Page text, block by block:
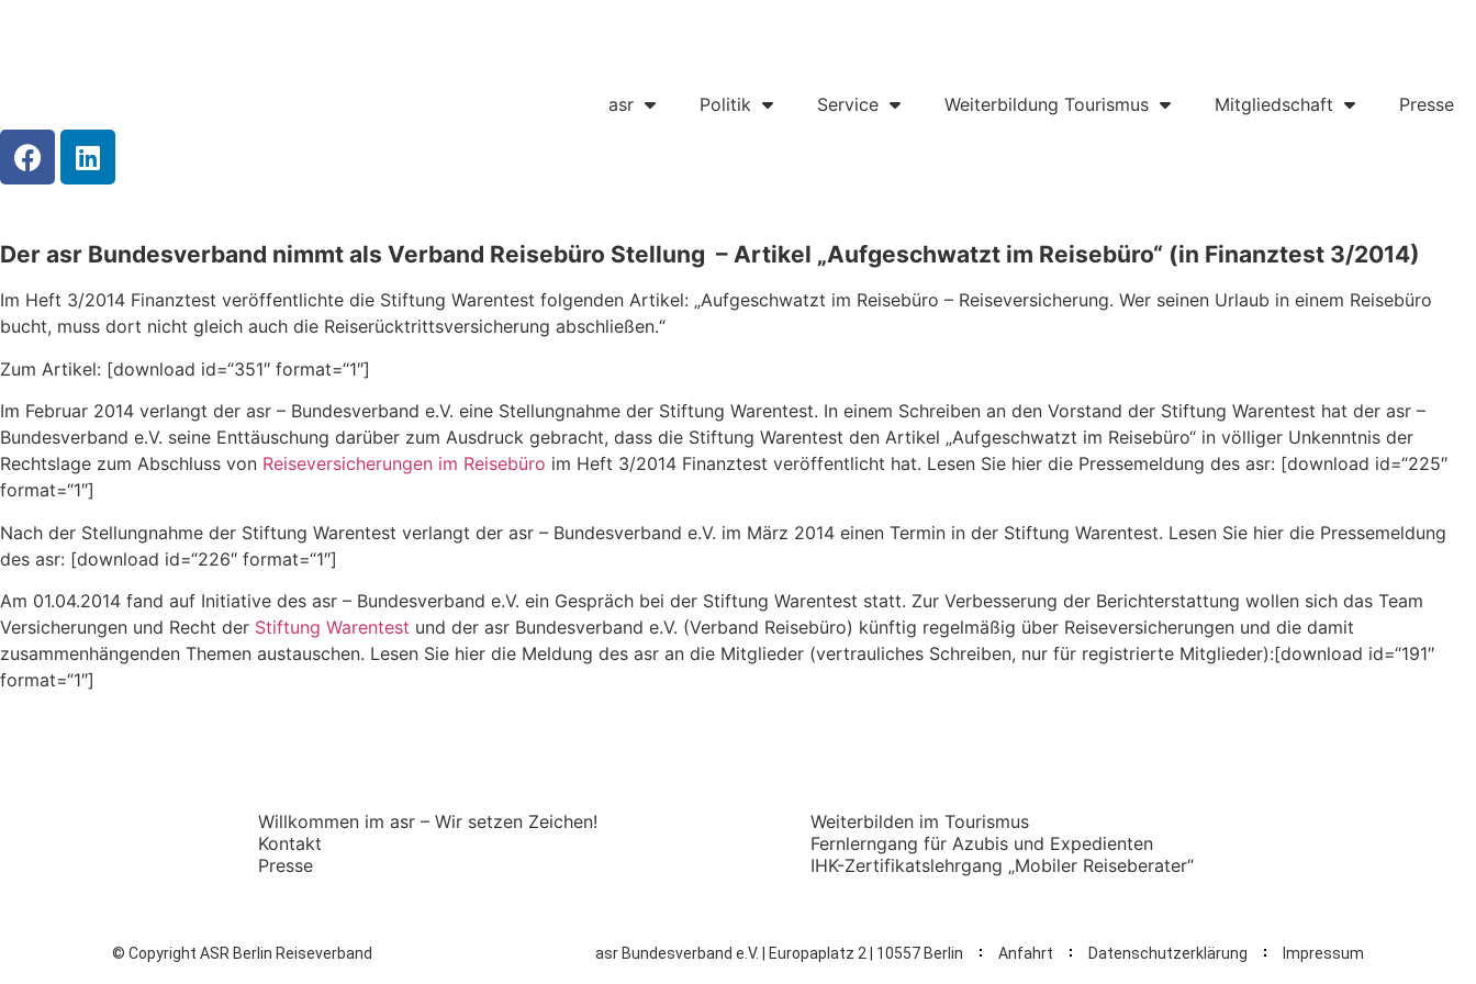
asr Politik Service Weiterbildung Tourismus Mitgliedschaft Presse
Der asr Bundesverband nimmt als Verband Reisebüro Stellung – Artikel „Aufgeschwatzt im Reisebüro“ (in Finanztest 3/2014)
Im Heft 3/2014 Finanztest veröffentlichte die Stiftung Warentest folgenden Artikel: „Aufgeschwatzt im Reisebüro – Reiseversicherung. Wer seinen Urlaub in einem Reisebüro
bucht, muss dort nicht gleich auch die Reiserücktrittsversicherung abschließen.“
Zum Artikel: [download id=“351″ format=“1″]
Im Februar 2014 verlangt der asr – Bundesverband e.V. eine Stellungnahme der Stiftung Warentest. In einem Schreiben an den Vorstand der Stiftung Warentest hat der asr –
Bundesverband e.V. seine Enttäuschung darüber zum Ausdruck gebracht, dass die Stiftung Warentest den Artikel „Aufgeschwatzt im Reisebüro“ in völliger Unkenntnis der
Rechtslage zum Abschluss von Reiseversicherungen im Reisebüro im Heft 3/2014 Finanztest veröffentlicht hat. Lesen Sie hier die Pressemeldung des asr: [download id=“225″
format=“1″]
Nach der Stellungnahme der Stiftung Warentest verlangt der asr – Bundesverband e.V. im März 2014 einen Termin in der Stiftung Warentest. Lesen Sie hier die Pressemeldung
des asr: [download id=“226″ format=“1″]
Am 01.04.2014 fand auf Initiative des asr – Bundesverband e.V. ein Gespräch bei der Stiftung Warentest statt. Zur Verbesserung der Berichterstattung wollen sich das Team
Versicherungen und Recht der Stiftung Warentest und der asr Bundesverband e.V. (Verband Reisebüro) künftig regelmäßig über Reiseversicherungen und die damit
zusammenhängenden Themen austauschen. Lesen Sie hier die Meldung des asr an die Mitglieder (vertrauliches Schreiben, nur für registrierte Mitglieder):[download id=“191″
format=“1″]
Willkommen im asr – Wir setzen Zeichen!
Kontakt
Presse
Weiterbilden im Tourismus
Fernlerngang für Azubis und Expedienten
IHK-Zertifikatslehrgang „Mobiler Reiseberater“
© Copyright ASR Berlin Reiseverband asr Bundesverband e.V. | Europaplatz 2 | 10557 Berlin Anfahrt Datenschutzerklärung Impressum